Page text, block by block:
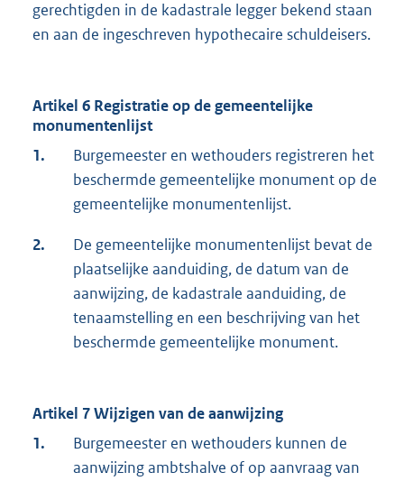
gerechtigden in de kadastrale legger bekend staan
en aan de ingeschreven hypothecaire schuldeisers.
Artikel 6 Registratie op de gemeentelijke
monumentenlijst
1.
Burgemeester en wethouders registreren het
beschermde gemeentelijke monument op de
gemeentelijke monumentenlijst.
2.
De gemeentelijke monumentenlijst bevat de
plaatselijke aanduiding, de datum van de
aanwijzing, de kadastrale aanduiding, de
tenaamstelling en een beschrijving van het
beschermde gemeentelijke monument.
Artikel 7 Wijzigen van de aanwijzing
1.
Burgemeester en wethouders kunnen de
aanwijzing ambtshalve of op aanvraag van